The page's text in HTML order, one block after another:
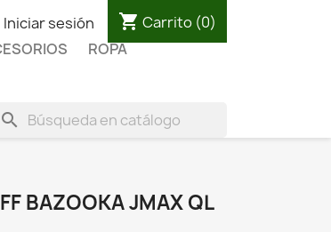
Iniciar sesión shopping_cart Carrito (0)
ROPA
search
BAZOOKA JMAX QL